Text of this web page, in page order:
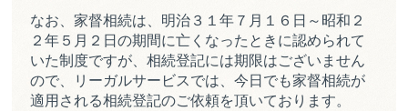
なお、家督相続は、明治３１年７月１６日～昭和２
２年５月２日の期間に亡くなったときに認められて
いた制度ですが、相続登記には期限はございません
ので、リーガルサービスでは、今日でも家督相続が
適用される相続登記のご依頼を頂いております。